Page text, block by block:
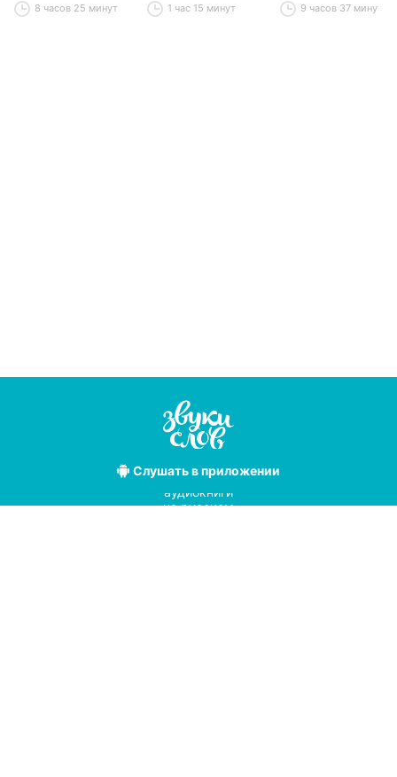
8 часов 25 минут 1 час 15 минут 9 часов 37 минут
Слушатьв приложении
Лучшие
аудиокниги
на русском